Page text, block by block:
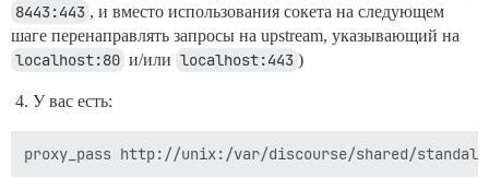
8443:443 , и вместо использования сокета на следующем
шаге перенаправлять запросы на upstream, указывающий на
localhost:80 и/или localhost:443 )
У вас есть: